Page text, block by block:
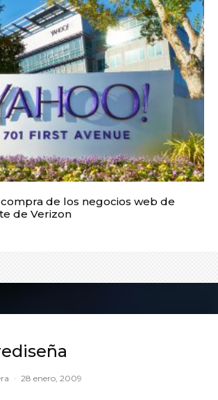
de los negocios web de
de Verizon
· 28 enero, 2009